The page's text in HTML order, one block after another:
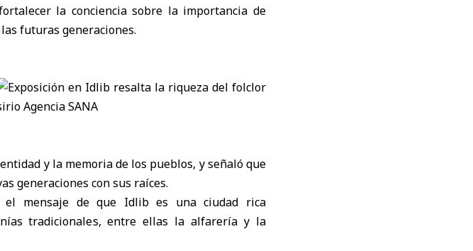
la conciencia sobre la importancia de
futuras generaciones.
y la memoria de los pueblos, y señaló que
generaciones con sus raíces.
el mensaje de que Idlib es una ciudad rica
tradicionales, entre ellas la alfarería y la